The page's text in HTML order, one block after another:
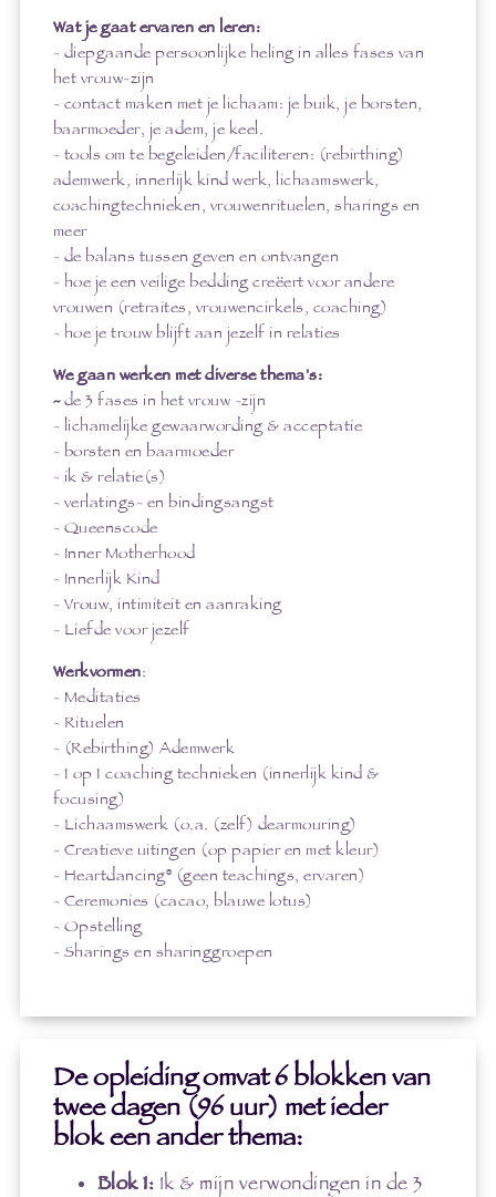
Wat je gaat ervaren en leren:
- diepgaande persoonlijke heling in alles fases van
het vrouw-zijn
- contact maken met je lichaam: je buik, je borsten,
baarmoeder, je adem, je keel.
- tools om te begeleiden/faciliteren: (rebirthing)
ademwerk, innerlijk kind werk, lichaamswerk,
coachingtechnieken, vrouwenrituelen, sharings en
meer
- de balans tussen geven en ontvangen
- hoe je een veilige bedding creëert voor andere
vrouwen (retraites, vrouwencirkels, coaching)
- hoe je trouw blijft aan jezelf in relaties
We gaan werken met diverse thema's:
-de 3 fases in het vrouw -zijn
- lichamelijke gewaarwording & acceptatie
- borsten en baarmoeder
- ik & relatie(s)
- verlatings- en bindingsangst
- Queenscode
- Inner Motherhood
- Innerlijk Kind
- Vrouw, intimiteit en aanraking
- Liefde voor jezelf
Werkvormen:
- Meditaties
- Rituelen
- (Rebirthing) Ademwerk
- 1 op 1 coaching technieken (innerlijk kind &
focusing)
- Lichaamswerk (o.a. (zelf) dearmouring)
- Creatieve uitingen (op papier en met kleur)
- Heartdancing® (geen teachings, ervaren)
- Ceremonies (cacao, blauwe lotus)
- Opstelling
- Sharings en sharinggroepen
De opleiding omvat 6 blokken van
twee dagen (96 uur) met ieder
blok een ander thema:
Blok 1: Ik & mijn verwondingen in de 3